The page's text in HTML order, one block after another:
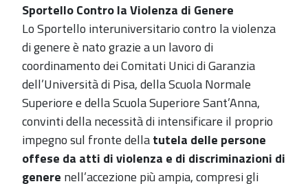
Sportello Contro la Violenza di Genere
Lo Sportello interuniversitario contro la violenza
di genere è nato grazie a un lavoro di
coordinamento dei Comitati Unici di Garanzia
dell’Università di Pisa, della Scuola Normale
Superiore e della Scuola Superiore Sant’Anna,
convinti della necessità di intensificare il proprio
impegno sul fronte dellatutela delle persone
offese da atti di violenza e di discriminazioni di
genere nell’accezione più ampia, compresi gli